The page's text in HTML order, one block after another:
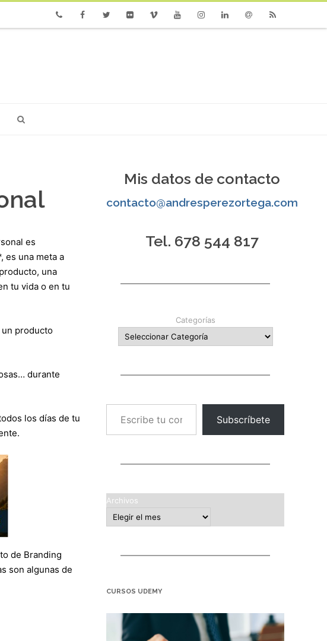
es
es una meta a
una
tu vida o en tu
producto
durante
los días de tu
de Branding
son algunas de
Mis datos de contacto
contacto@andresperezortega.com
Tel. 678 544 817
Categorías
Escribe tu correo electrónico…
Subscríbete
Archivos
CURSOS UDEMY